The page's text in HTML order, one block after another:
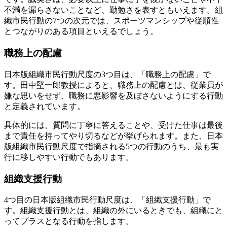
不満を漏らさないことなど、勤勉さを表すともいえます。組
織市民行動の7つの次元では、スポーツマンシップや従順性
とつながりのある項目といえるでしょう。
職務上の配慮
日本版組織市民行動尺度の3つ目は、「職務上の配慮」で
す。田中堅一郎教授によると、職務上の配慮とは、従業員が
嫌な思いをせず、職務に悪影響を及ぼさないようにする行動
と定義されています。
具体的には、質問に丁寧に答えることや、受けた仕事は最後
まで責任を持ってやり切るなどが挙げられます。また、日本
版組織市民行動尺度で指摘される5つの行動のうち、最も実
行に移しやすい行動でもあります。
組織支援行動
4つ目の日本版組織市民行動尺度は、「組織支援行動」で
す。組織支援行動とは、組織の外にいるときでも、組織にと
ってプラスとなる行動を指します。